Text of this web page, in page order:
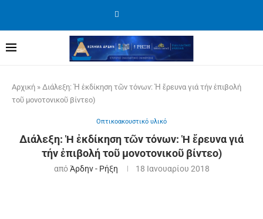
Αρχική » Διάλεξη: Ἡ ἐκδίκηση τῶν τόνων: Ἡ ἔρευνα γιά τήν ἐπιβολή
τοῦ μονοτονικοῦ βίντεο)
Οπτικοακουστικό υλικό
Διάλεξη: Ἡ ἐκδίκηση τῶν τόνων: Ἡ ἔρευνα γιά
τήν ἐπιβολή τοῦ μονοτονικοῦ βίντεο)
απόΆρδην - Ρήξη 18 Ιανουαρίου 2018